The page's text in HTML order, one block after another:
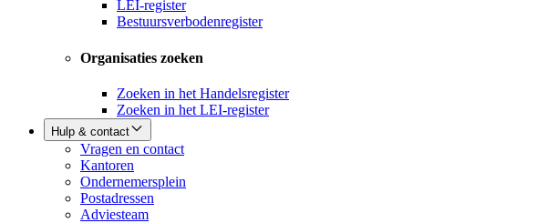
LEI-register
Bestuursverbodenregister
Organisaties zoeken
Zoeken in het Handelsregister
Zoeken in het LEI-register
Hulp & contact
Vragen en contact
Kantoren
Ondernemersplein
Postadressen
Adviesteam